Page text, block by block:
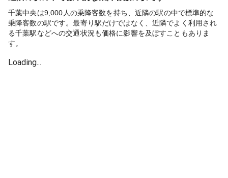
千葉中央は9,000人の乗降客数を持ち、近隣の駅の中で標準的な
乗降客数の駅です。最寄り駅だけではなく、近隣でよく利用され
る千葉駅などへの交通状況も価格に影響を及ぼすこともありま
す。
Loading...